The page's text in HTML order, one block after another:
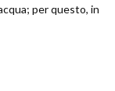
per questo, in